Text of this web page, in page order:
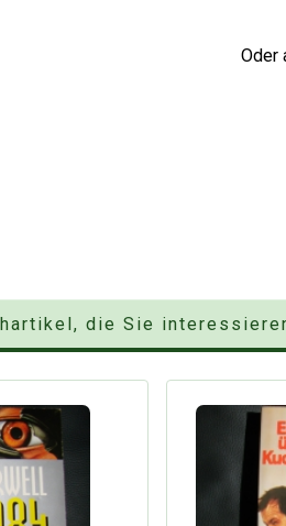
Oder
die Sie